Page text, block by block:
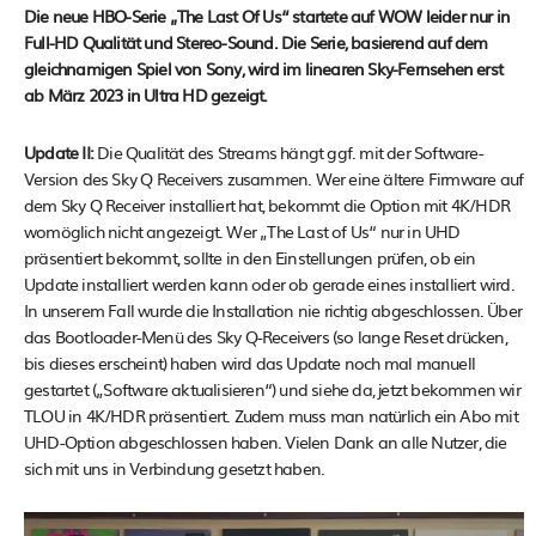
Die neue HBO-Serie „The Last Of Us“ startete auf WOW leider nur in
Full-HD Qualität und Stereo-Sound. Die Serie, basierend auf dem
gleichnamigen Spiel von Sony, wird im linearen Sky-Fernsehen erst
ab März 2023 in Ultra HD gezeigt.
Update II:Die Qualität des Streams hängt ggf. mit der Software-
Version des Sky Q Receivers zusammen. Wer eine ältere Firmware auf
dem Sky Q Receiver installiert hat, bekommt die Option mit 4K/HDR
womöglich nicht angezeigt. Wer „The Last of Us“ nur in UHD
präsentiert bekommt, sollte in den Einstellungen prüfen, ob ein
Update installiert werden kann oder ob gerade eines installiert wird.
In unserem Fall wurde die Installation nie richtig abgeschlossen. Über
das Bootloader-Menü des Sky Q-Receivers (so lange Reset drücken,
bis dieses erscheint) haben wird das Update noch mal manuell
gestartet („Software aktualisieren“) und siehe da, jetzt bekommen wir
TLOU in 4K/HDR präsentiert. Zudem muss man natürlich ein Abo mit
UHD-Option abgeschlossen haben. Vielen Dank an alle Nutzer, die
sich mit uns in Verbindung gesetzt haben.